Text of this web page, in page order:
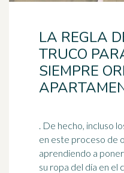
LA REGLA
TRUCO
SIEMPRE
. De hecho, incluso
en este proceso de
aprendiendo a
su ropa del día en el